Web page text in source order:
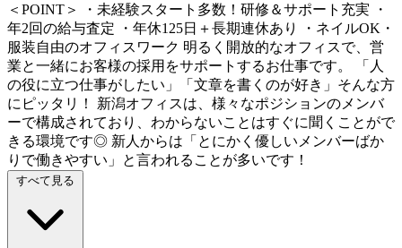
＜POINT＞ ・未経験スタート多数！研修＆サポート充実 ・
年2回の給与査定 ・年休125日＋長期連休あり ・ネイルOK・
服装自由のオフィスワーク 明るく開放的なオフィスで、営
業と一緒にお客様の採用をサポートするお仕事です。 「人
の役に立つ仕事がしたい」「文章を書くのが好き」そんな方
にピッタリ！ 新潟オフィスは、様々なポジションのメンバ
ーで構成されており、わからないことはすぐに聞くことがで
きる環境です◎ 新人からは「とにかく優しいメンバーばか
りで働きやすい」と言われることが多いです！
すべて見る